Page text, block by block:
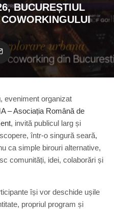
BUCUREȘTIUL
, eveniment organizat
– Asociația Română de
, invită publicul larg și
într-o singură seară,
ca simple birouri alternative,
comunități, idei, colaborări și
își vor deschide ușile
propriul program și